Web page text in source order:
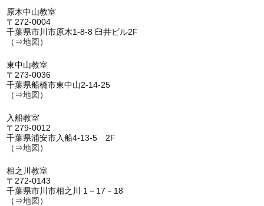
原木中山教室
〒272-0004
千葉県市川市原木1-8-8 臼井ビル2F
（⇒地図 ）
東中山教室
〒273-0036
千葉県船橋市東中山2-14-25
（⇒地図 ）
入船教室
〒279-0012
千葉県浦安市入船4-13-5 2F
（⇒地図 ）
相之川教室
〒272-0143
千葉県市川市相之川 1－17－18
（⇒地図 ）